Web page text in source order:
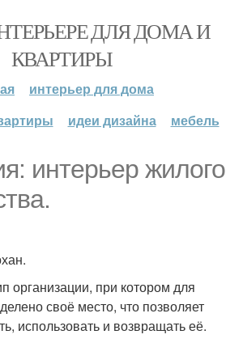
ДЛЯ ДОМА И
КВАРТИРЫ
интерьер для дома
идеи дизайна мебель
интерьер жилого
организации, при котором для
своё место, что позволяет
использовать и возвращать её.